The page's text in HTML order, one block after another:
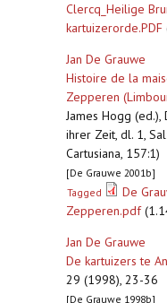
Clercq_Heilige
kartuizerorde.PDF
Jan De Grauwe
Histoire de la
Zepperen
James Hogg
ihrer Zeit, dl. 1,
Cartusiana, 157:1)
[De Grauwe 2001b]
Tagged
De
Zepperen.pdf
Jan De Grauwe
De kartuizers te
29 (1998), 23-36
[De Grauwe 1998b]